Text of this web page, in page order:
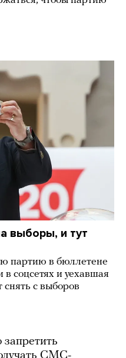
выборы, и тут
партию в бюллетене
соцсетях и уехавшая
с выборов